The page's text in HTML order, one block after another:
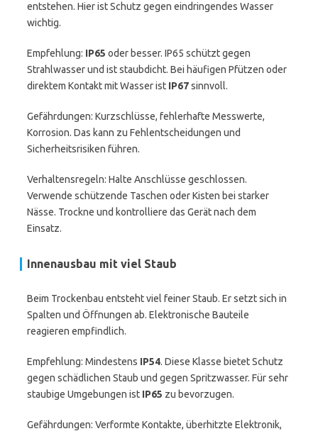
entstehen. Hier ist Schutz gegen eindringendes Wasser
wichtig.
Empfehlung: IP65 oder besser. IP65 schützt gegen
Strahlwasser und ist staubdicht. Bei häufigen Pfützen oder
direktem Kontakt mit Wasser ist IP67sinnvoll.
Gefährdungen: Kurzschlüsse, fehlerhafte Messwerte,
Korrosion. Das kann zu Fehlentscheidungen und
Sicherheitsrisiken führen.
Verhaltensregeln: Halte Anschlüsse geschlossen.
Verwende schützende Taschen oder Kisten bei starker
Nässe. Trockne und kontrolliere das Gerät nach dem
Einsatz.
Innenausbau mit viel Staub
Beim Trockenbau entsteht viel feiner Staub. Er setzt sich in
Spalten und Öffnungen ab. Elektronische Bauteile
reagieren empfindlich.
Empfehlung: Mindestens IP54. Diese Klasse bietet Schutz
gegen schädlichen Staub und gegen Spritzwasser. Für sehr
staubige Umgebungen ist IP65 zu bevorzugen.
Gefährdungen: Verformte Kontakte, überhitzte Elektronik,